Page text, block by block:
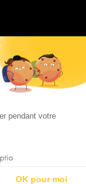
pendant votre
OK pour moi